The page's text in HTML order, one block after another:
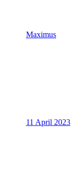
Maximus
11 April 2023